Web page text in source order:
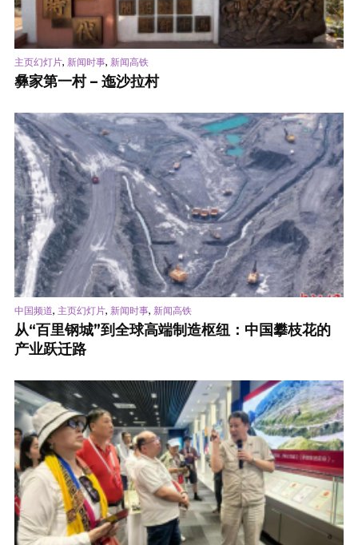
主页幻灯片, 新闻时事, 新闻高铁
彝家第一村 – 迤沙拉村
中国频道, 主页幻灯片, 新闻时事, 新闻高铁
从“百里钢城”到全球高端制造枢纽：中国攀枝花的
产业跃迁路